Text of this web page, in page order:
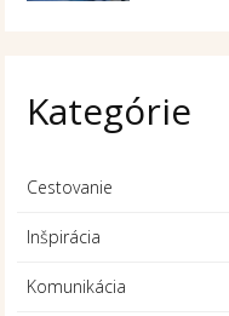
Kategórie
Cestovanie
Inšpirácia
Komunikácia